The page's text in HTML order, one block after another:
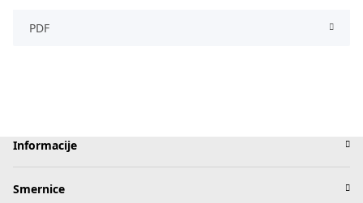
PDF
Informacije
Smernice